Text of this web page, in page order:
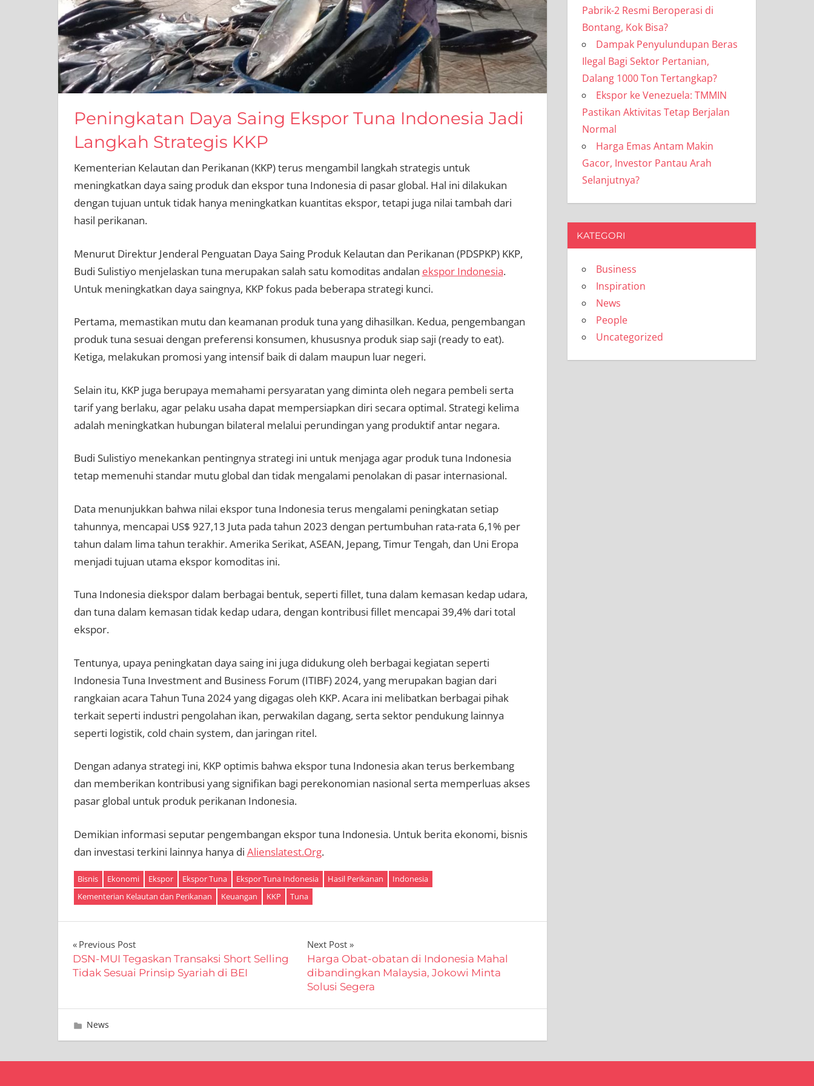
Peningkatan Daya Saing Ekspor Tuna Indonesia Jadi
Langkah Strategis KKP
Kementerian Kelautan dan Perikanan (KKP) terus mengambil langkah strategis untuk
meningkatkan daya saing produk dan ekspor tuna Indonesia di pasar global. Hal ini dilakukan
dengan tujuan untuk tidak hanya meningkatkan kuantitas ekspor, tetapi juga nilai tambah dari
hasil perikanan.
Menurut Direktur Jenderal Penguatan Daya Saing Produk Kelautan dan Perikanan (PDSPKP) KKP,
Budi Sulistiyo menjelaskan tuna merupakan salah satu komoditas andalan ekspor Indonesia.
Untuk meningkatkan daya saingnya, KKP fokus pada beberapa strategi kunci.
Pertama, memastikan mutu dan keamanan produk tuna yang dihasilkan. Kedua, pengembangan
produk tuna sesuai dengan preferensi konsumen, khususnya produk siap saji (ready to eat).
Ketiga, melakukan promosi yang intensif baik di dalam maupun luar negeri.
Selain itu, KKP juga berupaya memahami persyaratan yang diminta oleh negara pembeli serta
tarif yang berlaku, agar pelaku usaha dapat mempersiapkan diri secara optimal. Strategi kelima
adalah meningkatkan hubungan bilateral melalui perundingan yang produktif antar negara.
Budi Sulistiyo menekankan pentingnya strategi ini untuk menjaga agar produk tuna Indonesia
tetap memenuhi standar mutu global dan tidak mengalami penolakan di pasar internasional.
Data menunjukkan bahwa nilai ekspor tuna Indonesia terus mengalami peningkatan setiap
tahunnya, mencapai US$ 927,13 Juta pada tahun 2023 dengan pertumbuhan rata-rata 6,1% per
tahun dalam lima tahun terakhir. Amerika Serikat, ASEAN, Jepang, Timur Tengah, dan Uni Eropa
menjadi tujuan utama ekspor komoditas ini.
Tuna Indonesia diekspor dalam berbagai bentuk, seperti fillet, tuna dalam kemasan kedap udara,
dan tuna dalam kemasan tidak kedap udara, dengan kontribusi fillet mencapai 39,4% dari total
ekspor.
Tentunya, upaya peningkatan daya saing ini juga didukung oleh berbagai kegiatan seperti
Indonesia Tuna Investment and Business Forum (ITIBF) 2024, yang merupakan bagian dari
rangkaian acara Tahun Tuna 2024 yang digagas oleh KKP. Acara ini melibatkan berbagai pihak
terkait seperti industri pengolahan ikan, perwakilan dagang, serta sektor pendukung lainnya
seperti logistik, cold chain system, dan jaringan ritel.
Dengan adanya strategi ini, KKP optimis bahwa ekspor tuna Indonesia akan terus berkembang
dan memberikan kontribusi yang signifikan bagi perekonomian nasional serta memperluas akses
pasar global untuk produk perikanan Indonesia.
Demikian informasi seputar pengembangan ekspor tuna Indonesia. Untuk berita ekonomi, bisnis
dan investasi terkini lainnya hanya di Alienslatest.Org.
Bisnis Ekonomi Ekspor Ekspor Tuna Ekspor Tuna Indonesia Hasil Perikanan
Indonesia
Kementerian Kelautan dan Perikanan
Keuangan KKP Tuna
Navigasi
pos
Previous Post
DSN-MUI Tegaskan Transaksi Short Selling
Tidak Sesuai Prinsip Syariah di BEI
Next Post
Harga Obat-obatan di Indonesia Mahal
dibandingkan Malaysia, Jokowi Minta
Solusi Segera
Juni 27, 2024
Editor
News
Pabrik-2 Resmi Beroperasi di
Bontang, Kok Bisa?
Dampak Penyulundupan Beras
Ilegal Bagi Sektor Pertanian,
Dalang 1000 Ton Tertangkap?
Ekspor ke Venezuela: TMMIN
Pastikan Aktivitas Tetap Berjalan
Normal
Harga Emas Antam Makin
Gacor, Investor Pantau Arah
Selanjutnya?
KATEGORI
Business
Inspiration
News
People
Uncategorized